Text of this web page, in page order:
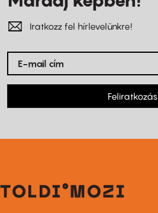
Iratkozz fel hírlevelünkre!
Feliratkozás